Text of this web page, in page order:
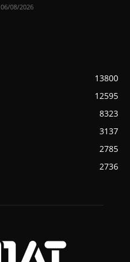
06/08/2026
13800
12595
8323
3137
2785
2736